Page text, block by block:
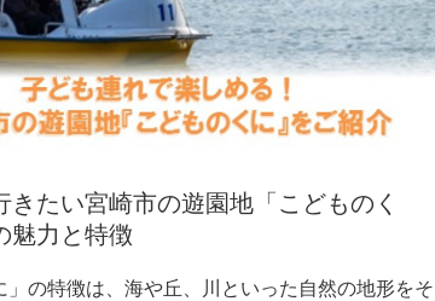
きたい宮崎市の遊園地「こどものく
魅力と特徴
」の特徴は、海や丘、川といった自然の地形をそ